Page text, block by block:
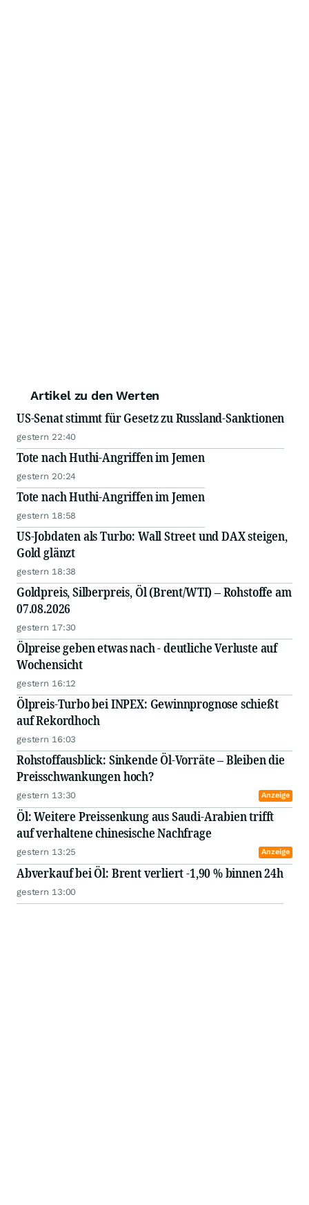
Artikel zu den Werten
US-Senat stimmt für Gesetz zu Russland-Sanktionen
gestern 22:40
Tote nach Huthi-Angriffen im Jemen
gestern 20:24
Tote nach Huthi-Angriffen im Jemen
gestern 18:58
US-Jobdaten als Turbo: Wall Street und DAX steigen,
Gold glänzt
gestern 18:38
Goldpreis, Silberpreis, Öl (Brent/WTI) – Rohstoffe am
07.08.2026
gestern 17:30
Ölpreise geben etwas nach - deutliche Verluste auf
Wochensicht
gestern 16:12
Ölpreis-Turbo bei INPEX: Gewinnprognose schießt
auf Rekordhoch
gestern 16:03
Rohstoffausblick: Sinkende Öl-Vorräte – Bleiben die
Preisschwankungen hoch?
gestern 13:30 Anzeige
Öl: Weitere Preissenkung aus Saudi-Arabien trifft
auf verhaltene chinesische Nachfrage
gestern 13:25 Anzeige
Abverkauf bei Öl: Brent verliert -1,90 % binnen 24h
gestern 13:00